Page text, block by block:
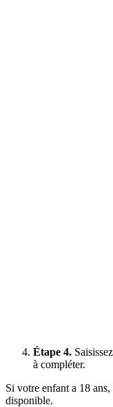
Étape 4.
à compléter.
Si votre enfant a 18
disponible.